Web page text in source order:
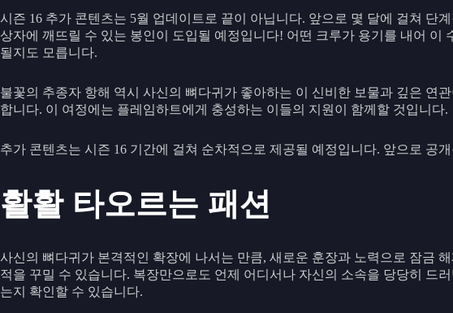
시즌 16 추가 콘텐츠는 5월 업데이트로 끝이 아닙니다. 앞으로 몇 달에 걸쳐 단
상자에 깨뜨릴 수 있는 봉인이 도입될 예정입니다! 어떤 크루가 용기를 내어
될지도 모릅니다.
불꽃의 추종자 항해 역시 사신의 뼈다귀가 좋아하는 이 신비한 보물과 깊은 연
합니다. 이 여정에는 플레임하트에게 충성하는 이들의 지원이 함께할 것입니다.
추가 콘텐츠는 시즌 16 기간에 걸쳐 순차적으로 제공될 예정입니다. 앞으로 공
활활 타오르는 패션
사신의 뼈다귀가 본격적인 확장에 나서는 만큼, 새로운 훈장과 노력으로 잠금
적을 꾸밀 수 있습니다. 복장만으로도 언제 어디서나 자신의 소속을 당당히 드
는지 확인할 수 있습니다.